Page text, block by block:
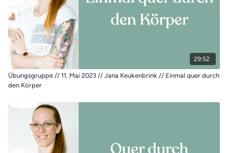
29:52
Übungsgruppe // 11. Mai 2023 // Jana Keukenbrink // Einmal quer durch
den Körper